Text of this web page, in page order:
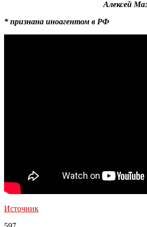
Алексей
* признана иноагентом в РФ
Источник